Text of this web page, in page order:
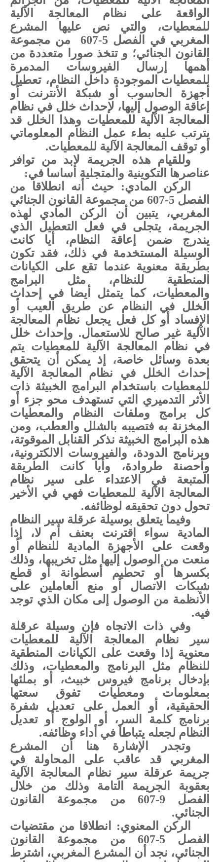
الواقعة على نظام المعالجة الآلية
للمعطيات، والتي نص عليها المشرع
المغربي في الفصل 5-607
من مجموعة
القانون الجنائي؛ و تتخذ صورا متعددة من
أهمها إرسال الفيروسات المدمرة
للمعطيات الموجودة داخل النظام، تعطيل
أجهزة الحاسوب أو شبكة الأنترنت أو
إعاقة الوصول إليها، لإحداث خلل في نظام
المعالجة الآلية للمعطيات وهذا الخلل قد
يترتب عليه بطء عمل النظام المعلوماتي
أو توقف المعالجة الآلية للمعطيات.
وللقيام هذه الجريمة لابد من توافر
عناصرها التكوينية والمتجلية أساسا في:
الركن المادي: حيث أنه انطلاقا من
الفصل 5-607 من مجموعة القانون الجنائي
المغربي، يتبين أن الركن المادي لهذه
الجريمة، يتجلى في فعل التعطيل الذي
يندرج ضمن إعاقة النظام، أيا كانت
الوسيلة المستخدمة في ذلك، فقد تكون
بطريقة معنوية عندما تقع على الكيانات
المنطقية للنظام، مثل البرامج
والمعطيات، كما يتمثل أيضا في إحداث
الخلل في النظام عن طريق العيب أو
الإفساد أو كل فعل يجعل نظام المعالجة
الآلية غير صالح للاستعمال. وإحداث خلل
في نظام المعالجة الآلية للمعطيات يتم
بعدة وسائل خاصة، إذ يمكن أن يتحقق
إحداث الخلل في نظام المعالجة الآلية
للمعطيات باستخدام البرامج الخبيثة ذات
الأثر التدميري التي تستهدف محو جزء أو
كل برامج وملفات النظام والمعطيات
المخزنة به فتصيبه بالشلل والعطب، ومن
هذه البرامج الخبيثة نذكر القنابل الموقوتة،
وبرنامج الدودة، ‏والفيروسات الالكترونية،
وأحصنة طروادة، وأيا كانت الطريقة
المتبعة في الاعتداء على سير نظام
المعالجة الآلية للمعطيات فهي في الأخير
تحول دون تحقيقه لوظائفه.
وفيما يتعلق بوسيلة عرقلة سير النظام
المادية سواء اقترنت بعنف أم لا، إذا
وقعت على الأجهزة المادية للنظام أو
منعت من الوصول إليها مثل تخريبها، وذلك
بكسرها أو تحطيم أسطوانة أو قطع
شبكات الاتصال أو منع العاملين على
الأنظمة من الوصول إلى مكان الذي توجد
فيه.
وفي ذات الاتجاه فإن وسيلة عرقلة
سير نظام المعالجة الآلية للمعطيات
معنوية إذا وقعت على الكيانات المنطقية
للنظام مثل البرنامج والمعطيات، وذلك
بإدخال برنامج فيروس خبيث، أو بملئها
بمعلومات ومعطيات تفوق سعتها
الحقيقية، أو العمل على تعديل شفرة
برنامج كلمة السر، أو الولوج أو تعديل
النظام لجعله يتباطأ في أداء وظائفه.
وتجدر الإشارة هنا أن المشرع
المغربي قد عاقب على المحاولة في
جريمة عرقلة سير نظام المعالجة الآلية
بعقوبة الجريمة التامة وذلك من خلال
الفصل 9-607 من مجموعة القانون
الجنائي.
الركن المعنوي: انطلاقا من مقتضيات
الفصل 5-607 من مجموعة القانون
الجنائي، نجد أن المشرع المغربي، اشترط